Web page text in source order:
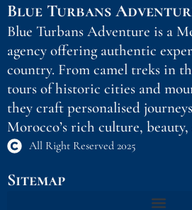
Blue Turbans
Blue Turbans Adventure is a
agency offering authentic
country. From camel treks in
tours of historic cities and
they craft personalised
Morocco’s rich culture,
All Right Reserved 2025
Sitemap